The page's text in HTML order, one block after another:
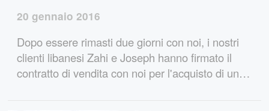
20 gennaio 2016
Dopo essere rimasti due giorni con noi, i nostri
clienti libanesi Zahi e Joseph hanno firmato il
contratto di vendita con noi per l'acquisto di un